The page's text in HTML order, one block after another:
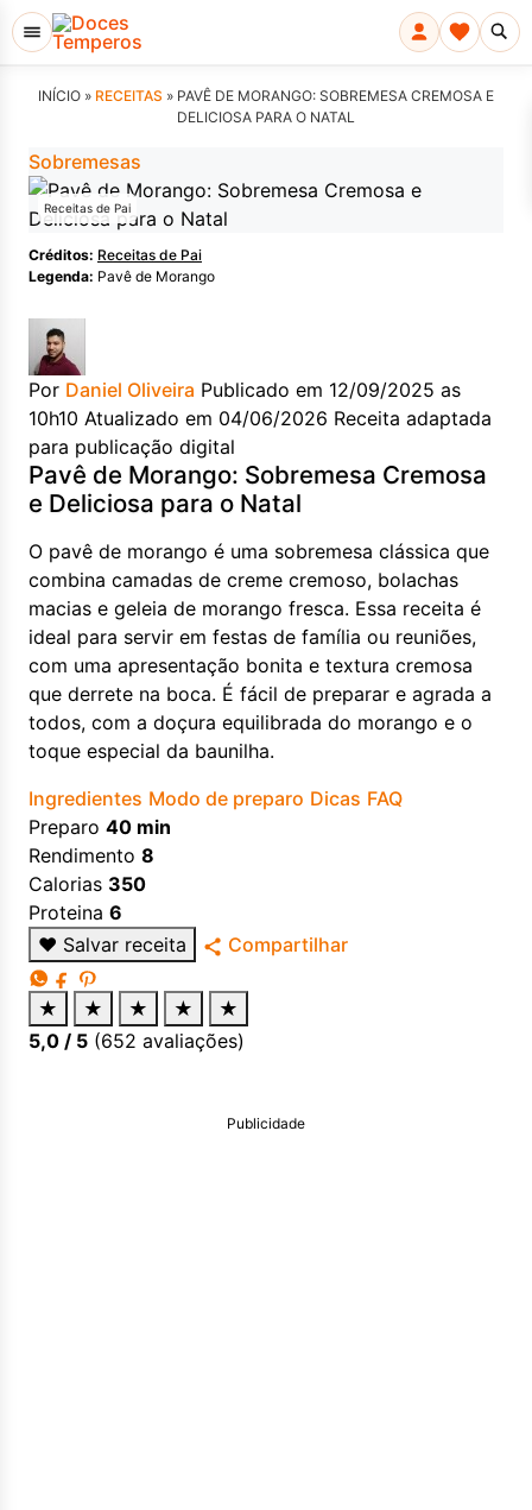
INÍCIO » RECEITAS » PAVÊ DE MORANGO: SOBREMESA CREMOSA E
DELICIOSA PARA O NATAL
Sobremesas
Receitas de Pai
Créditos: Receitas de Pai
Legenda: Pavê de Morango
Por Daniel Oliveira Publicado em 12/09/2025 as
10h10 Atualizado em 04/06/2026 Receita adaptada
para publicação digital
Pavê de Morango: Sobremesa Cremosa
e Deliciosa para o Natal
O pavê de morango é uma sobremesa clássica que
combina camadas de creme cremoso, bolachas
macias e geleia de morango fresca. Essa receita é
ideal para servir em festas de família ou reuniões,
com uma apresentação bonita e textura cremosa
que derrete na boca. É fácil de preparar e agrada a
todos, com a doçura equilibrada do morango e o
toque especial da baunilha.
Ingredientes Modo de preparo Dicas FAQ
Preparo 40 min
Rendimento 8
Calorias 350
Proteina 6
♥ Salvar receita Compartilhar
★ ★ ★ ★
★
5,0 / 5 (652 avaliações)
Publicidade